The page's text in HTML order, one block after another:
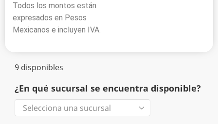
Todos los montos están
expresados en Pesos
Mexicanos e incluyen IVA.
9 disponibles
¿En qué sucursal se encuentra disponible?